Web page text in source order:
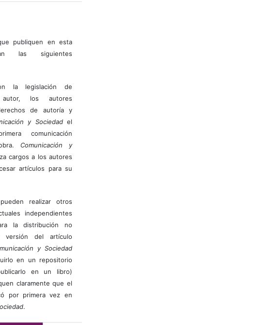
publiquen en esta
las siguientes
la legislación de
los autores
de autoría y
y Sociedadel
comunicación
Comunicación y
cargos a los autores
artículos para su
realizar otros
independientes
la distribución no
versión del artículo
y Sociedad
en un repositorio
en un libro)
claramente que el
por primera vez en
.